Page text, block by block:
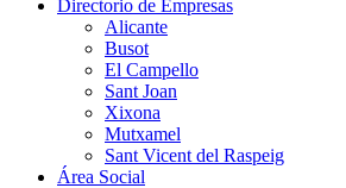
Directorio de Empresas
Alicante
Busot
El Campello
Sant Joan
Xixona
Mutxamel
Sant Vicent del Raspeig
Área Social